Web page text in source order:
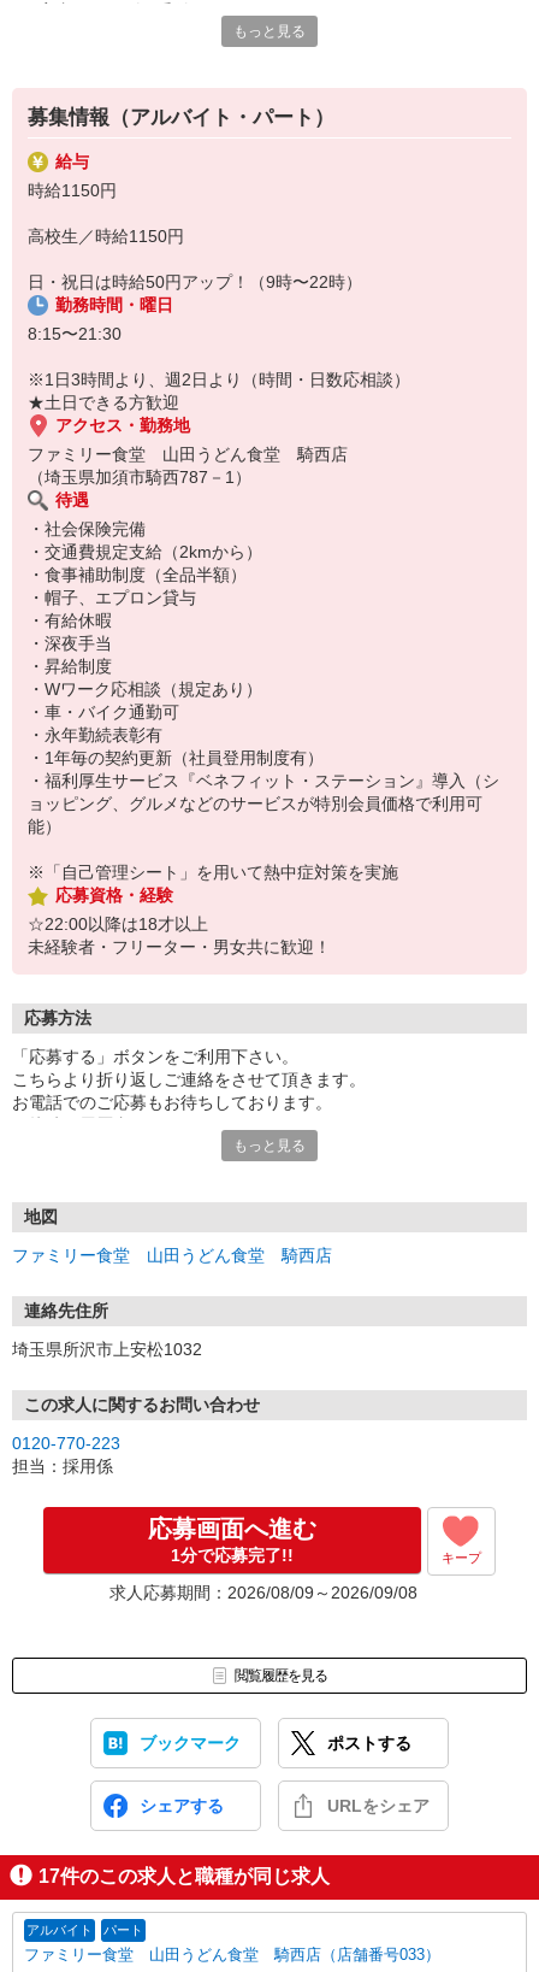
・・・お店のメニューが半額で食べられるのも、ちょっとうれし
お客様お一人おひとりに合わせたサービスを提供したい。
そんな想いから『ファミリー食堂 山田うどん食堂』のスタッフは
各業務を担当するのではなく、全ての仕事を分担して行っていま
す。
もっと見る
募集情報（アルバイト・パート）
給与
時給1150円
高校生／時給1150円
日・祝日は時給50円アップ！（9時〜22時）
勤務時間・曜日
8:15〜21:30
※1日3時間より、週2日より（時間・日数応相談）
★土日できる方歓迎
アクセス・勤務地
ファミリー食堂 山田うどん食堂 騎西店
（埼玉県加須市騎西787－1）
待遇
・社会保険完備
・交通費規定支給（2kmから）
・食事補助制度（全品半額）
・帽子、エプロン貸与
・有給休暇
・深夜手当
・昇給制度
・Wワーク応相談（規定あり）
・車・バイク通勤可
・永年勤続表彰有
・1年毎の契約更新（社員登用制度有）
・福利厚生サービス『ベネフィット・ステーション』導入（シ
ョッピング、グルメなどのサービスが特別会員価格で利用可
能）
※「自己管理シート」を用いて熱中症対策を実施
応募資格・経験
☆22:00以降は18才以上
未経験者・フリーター・男女共に歓迎！
応募方法
「応募する」ボタンをご利用下さい。
こちらより折り返しご連絡をさせて頂きます。
お電話でのご応募もお待ちしております。
もっと見る
地図
ファミリー食堂 山田うどん食堂 騎西店
連絡先住所
埼玉県所沢市上安松1032
この求人に関するお問い合わせ
0120-770-223
担当：採用係
応募画面へ進む
1分で応募完了!! キープ
求人応募期間：2026/08/09～2026/09/08
閲覧履歴を見る
ブックマーク ポストする
シェアする URLをシェア
17件のこの求人と職種が同じ求人
アルバイト パート
ファミリー食堂 山田うどん食堂 騎西店（店舗番号033）